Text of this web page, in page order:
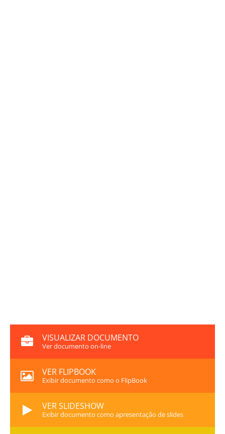
VISUALIZAR DOCUMENTO
Ver documento on-line
VER FLIPBOOK
Exibir documento como o FlipBook
VER SLIDESHOW
Exibir documento como apresentação de slides